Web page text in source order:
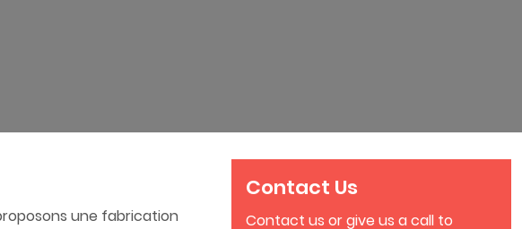
une fabrication
Contact Us
Contact us or give us a call to